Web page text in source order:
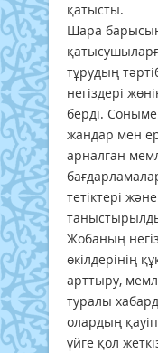
қатысты.
Шара
тұрудың
негіздері
берді.
жандар мен
арналған
тетіктері
Жобаның
өкілдерінің
арттыру,
туралы
олардың
үйге қол